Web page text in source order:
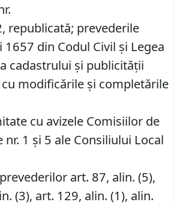
republicată; prevederile
1657 din Codul Civil și Legea
cadastrului și publicității
modificările și completările
cu avizele Comisiilor de
nr. 1 și 5 ale Consiliului Local
art. 87, alin. (5),
(3), art. 129, alin. (1), alin.